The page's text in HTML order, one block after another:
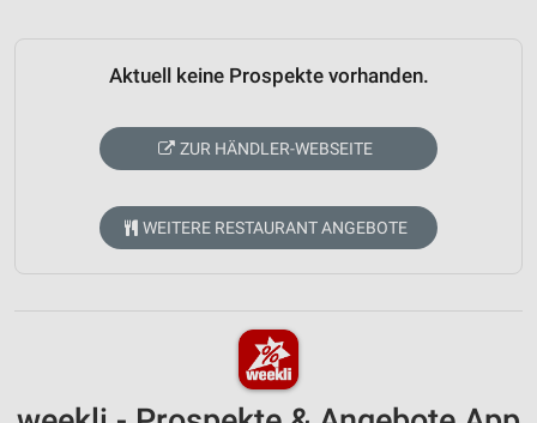
Aktuell keine Prospekte vorhanden.
ZUR HÄNDLER-WEBSEITE
WEITERE RESTAURANT ANGEBOTE